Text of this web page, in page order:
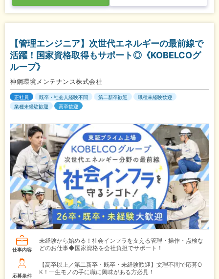
【管理エンジニア】次世代エネルギーの最前線で
活躍！国家資格取得もサポート◎《KOBELCOグ
ループ》
神鋼環境メンテナンス株式会社
正社員 既卒・社会人経験不問 第二新卒歓迎
職種未経験歓迎
業種未経験歓迎
高卒歓迎
仕事内容
未経験から始める！社会インフラを支える管理・操作・点検な
どのお仕事◆国家資格を会社負担でサポート！
応募条件
【高卒以上／第二新卒・既卒・未経験歓迎】文理不問で応募O
K！一生モノの手に職に興味がある方必見！